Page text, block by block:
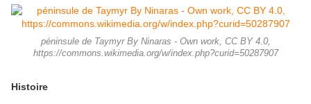
péninsule de Taymyr By Ninaras - Own work, CC BY 4.0,
https://commons.wikimedia.org/w/index.php?curid=50287907
Histoire